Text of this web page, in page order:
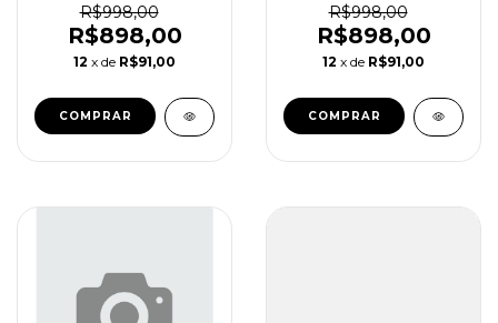
SD0833-1
R$998,00
R$898,00
12 x de R$91,00
SD0833-0
R$998,00
R$898,00
12 x de R$91,00